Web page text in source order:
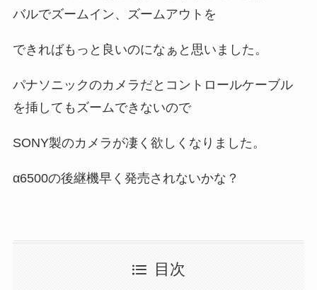
バルでズームイン、ズームアウトを
できればもっと良いのになぁと思いました。
パナソニックのカメラだとコントロールケーブル
を挿してもズームできないので
SONY製のカメラが凄く欲しくなりました。
α6500の後継機早く発売されないかな？
目次